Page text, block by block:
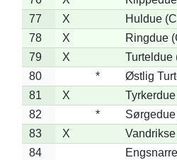
77
X
Huldue
78
X
Ringdue
79
X
Turteldue
80
*
Østlig
81
X
82
*
83
X
84